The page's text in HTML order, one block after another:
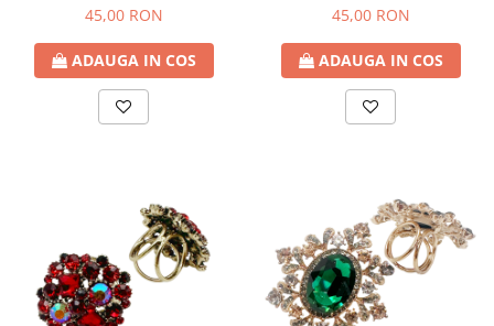
45,00 RON
ADAUGA IN COS
45,00 RON
ADAUGA IN COS